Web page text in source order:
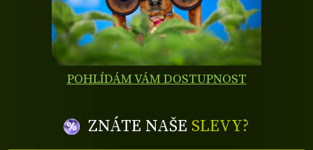
POHLÍDÁM VÁM DOSTUPNOST
ZNÁTE NAŠE SLEVY?